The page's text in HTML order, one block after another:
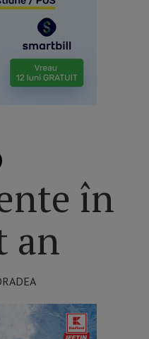
în
an